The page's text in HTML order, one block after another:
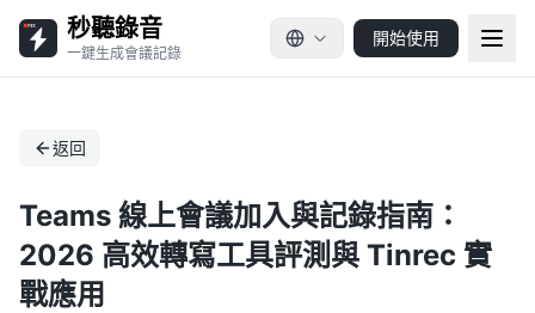
秒聽錄音
一鍵生成會議記錄
開始使用
返回
Teams 線上會議加入與記錄指南：
2026 高效轉寫工具評測與 Tinrec 實
戰應用